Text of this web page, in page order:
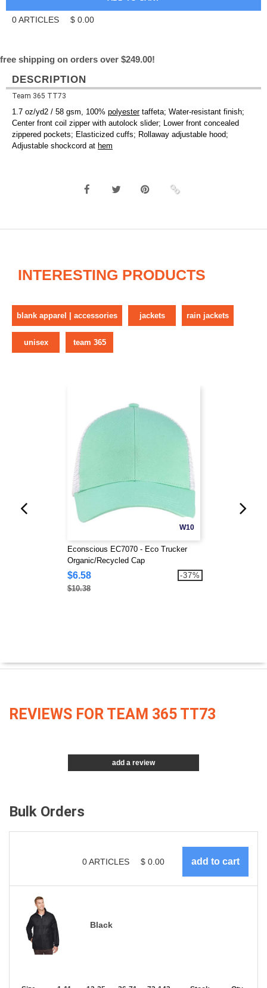
0ARTICLES $ 0.00
free shipping on orders over $249.00!
DESCRIPTION
Team 365 TT73
1.7 oz/yd2 / 58 gsm, 100% polyestertaffeta; Water-resistant finish;
Center front coil zipper with autolock slider; Lower front concealed
zippered pockets; Elasticized cuffs; Rollaway adjustable hood;
Adjustable shockcord at hem
INTERESTING PRODUCTS
blank apparel | accessories jackets rain jackets
unisex team 365
W10
Econscious EC7070 - Eco Trucker
Organic/Recycled Cap
$6.58
$10.38
-37%
REVIEWS FOR TEAM 365 TT73
add a review
Bulk Orders
0ARTICLES $ 0.00
Black